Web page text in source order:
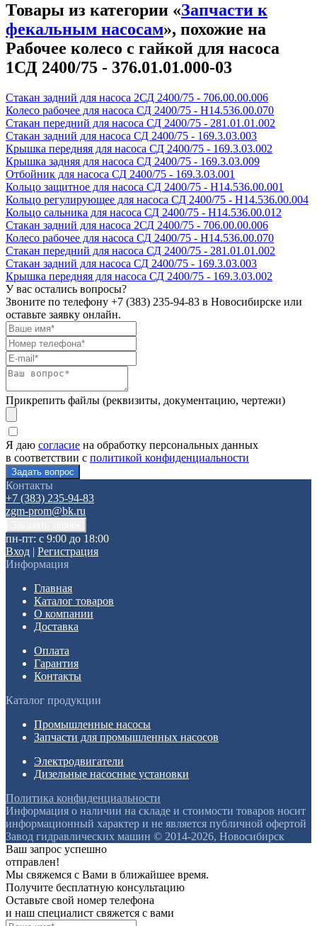
Товары из категории «Запчасти к
фекальным насосам», похожие на
Рабочее колесо с гайкой для насоса
1СД 2400/75 - 376.01.01.000-03
Стакан задний для насоса 2СД 2400/75 - 706.00.00.006
Колесо рабочее для насоса СД 2400/75 - Н14.536.00.070
Стакан передний для насоса СД 2400/75 - 281.01.01.002
Стакан задний для насоса СД 2400/75 - 169.3.03.003
Крышка передняя для насоса СД 2400/75 - 169.3.03.002
Крышка задняя для насоса СД 2400/75 - 169.3.03.009
Отбойник для насоса СД 2400/75 - 169.3.03.001
Кольцо защитное для насоса СД 2400/75 - Н14.536.00.001
Кольцо регулирующее для насоса СД 2400/75 - Н14.536.00.004
Кольцо сальника для насоса СД 2400/75 - Н14.536.00.012
Стакан задний для насоса 2СД 2400/75 - 706.00.00.006
Колесо рабочее для насоса СД 2400/75 - Н14.536.00.070
Стакан передний для насоса СД 2400/75 - 281.01.01.002
Стакан задний для насоса СД 2400/75 - 169.3.03.003
Крышка передняя для насоса СД 2400/75 - 169.3.03.002
У вас остались вопросы?
Звоните по телефону +7 (383) 235-94-83 в Новосибирске или
оставьте заявку онлайн.
Прикрепить файлы (реквизиты, документацию, чертежи)
Я даю согласие на обработку персональных данных
в соответствии с политикой конфиденциальности
Контакты
+7 (383) 235-94-83
zgm-prom@bk.ru
пн-пт: с 9:00 до 18:00
Вход | Регистрация
Информация
Главная
Каталог товаров
О компании
Доставка
Оплата
Гарантия
Контакты
Каталог продукции
Промышленные насосы
Запчасти для промышленных насосов
Электродвигатели
Дизельные насосные установки
Политика конфиденциальности
Информация о наличии на складе и стоимости товаров носит
информационный характер и не является публичной офертой
Завод гидравлических машин © 2014-2026, Новосибирск
Ваш запрос успешно
отправлен!
Мы свяжемся с Вами в ближайшее время.
Получите бесплатную консультацию
Оставьте свой номер телефона
и наш специалист свяжется с вами